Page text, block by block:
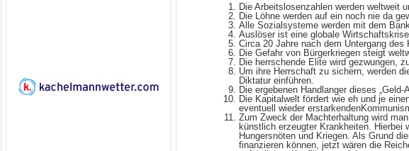
Die Arbeitslosenzahlen werden weltweit
Die Löhne werden auf ein noch nie da
Alle Sozialsysteme werden mit dem
Auslöser ist eine globale
Circa 20 Jahre nach dem Untergang
Die Gefahr von Bürgerkriegen steigt
Die herrschende Elite wird gezwungen,
Um ihre Herrschaft zu sichern, werden
Diktatur einführen.
Die ergebenen Handlanger dieses „Geld-
Die Kapitalwelt fördert wie eh und je
eventuell wieder
Zum Zweck der Machterhaltung wird
künstlich erzeugter Krankheiten. Hierbei
Hungersnöten und Kriegen. Als Grund
finanzieren können, jetzt wären die